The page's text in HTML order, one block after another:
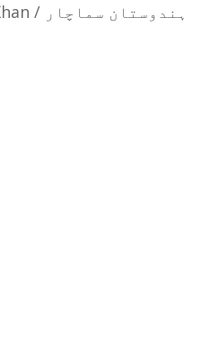
ہندوستان سماچار / Mohammad Khan